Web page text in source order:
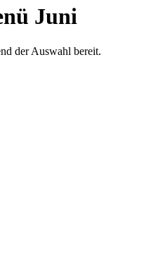
Juni
der Auswahl bereit.